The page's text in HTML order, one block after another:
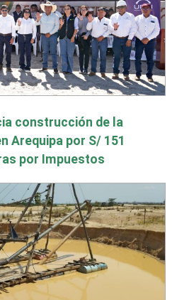
construcción de la
Arequipa por S/ 151
por Impuestos